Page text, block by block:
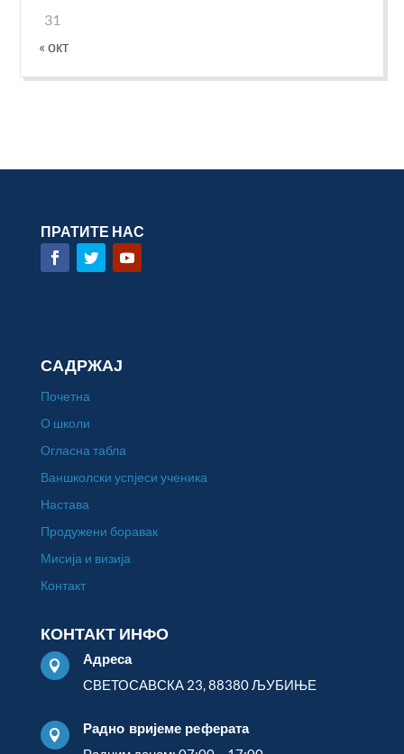
31
« окт
ПРАТИТЕ НАС
САДРЖАЈ
Почетна
О школи
Огласна табла
Ваншколски успјеси ученика
Настава
Продужени боравак
Мисија и визија
Контакт
КОНТАКТ ИНФО

Адреса
СВЕТОСАВСКА 23, 88380 ЉУБИЊЕ

Радно вријеме реферата